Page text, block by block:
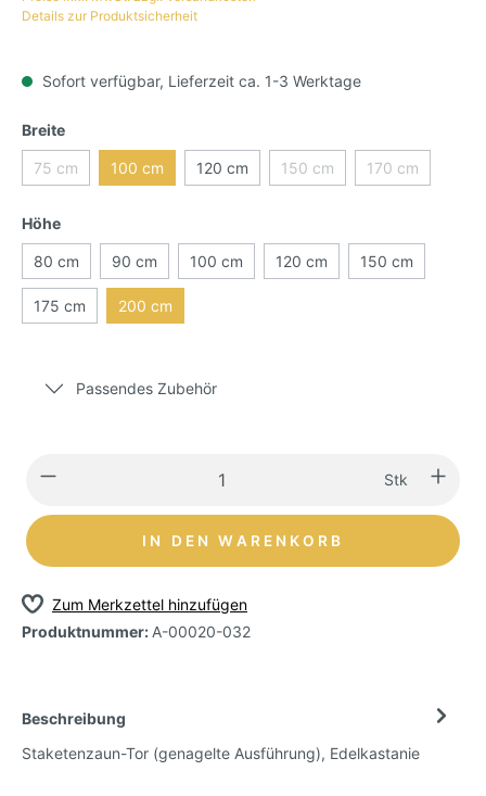
Details zur Produktsicherheit
Sofort verfügbar, Lieferzeit ca. 1-3 Werktage
Breite
75 cm 100 cm 120 cm 150 cm 170 cm
Höhe
80 cm 90 cm 100 cm 120 cm 150 cm
175 cm 200 cm
Passendes Zubehör
Stk
IN DEN WARENKORB
Zum Merkzettel hinzufügen
Produktnummer:A-00020-032
Beschreibung
Staketenzaun-Tor (genagelte Ausführung), Edelkastanie